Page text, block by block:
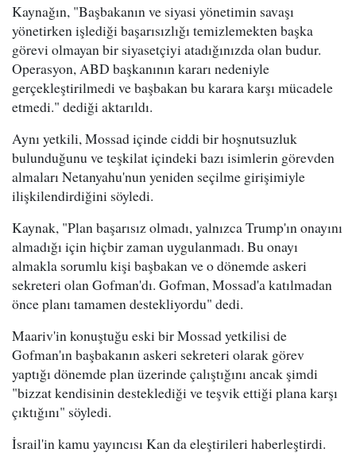
Kaynağın, "Başbakanın ve siyasi yönetimin savaşı
yönetirken işlediği başarısızlığı temizlemekten başka
görevi olmayan bir siyasetçiyi atadığınızda olan budur.
Operasyon, ABD başkanının kararı nedeniyle
gerçekleştirilmedi ve başbakan bu karara karşı mücadele
etmedi." dediği aktarıldı.
Aynı yetkili, Mossad içinde ciddi bir hoşnutsuzluk
bulunduğunu ve teşkilat içindeki bazı isimlerin görevden
almaları Netanyahu'nun yeniden seçilme girişimiyle
ilişkilendirdiğini söyledi.
Kaynak, "Plan başarısız olmadı, yalnızca Trump'ın onayını
almadığı için hiçbir zaman uygulanmadı. Bu onayı
almakla sorumlu kişi başbakan ve o dönemde askeri
sekreteri olan Gofman'dı. Gofman, Mossad'a katılmadan
önce planı tamamen destekliyordu" dedi.
Maariv'in konuştuğu eski bir Mossad yetkilisi de
Gofman'ın başbakanın askeri sekreteri olarak görev
yaptığı dönemde plan üzerinde çalıştığını ancak şimdi
"bizzat kendisinin desteklediği ve teşvik ettiği plana karşı
çıktığını" söyledi.
İsrail'in kamu yayıncısı Kan da eleştirileri haberleştirdi.